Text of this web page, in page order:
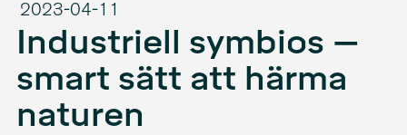
2023-04-11
Industriell symbios –
smart sätt att härma
naturen